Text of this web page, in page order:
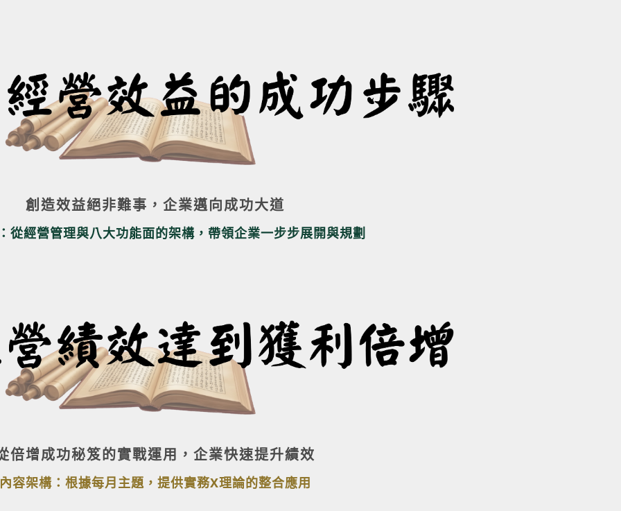
創造效益絕非難事，企業邁向成功大道
從經營管理與八大功能面的架構，帶領企業一步步展開與規劃
倍增成功秘笈的實戰運用，企業快速提升績效
內容架構：根據每月主題，提供實務X理論的整合應用